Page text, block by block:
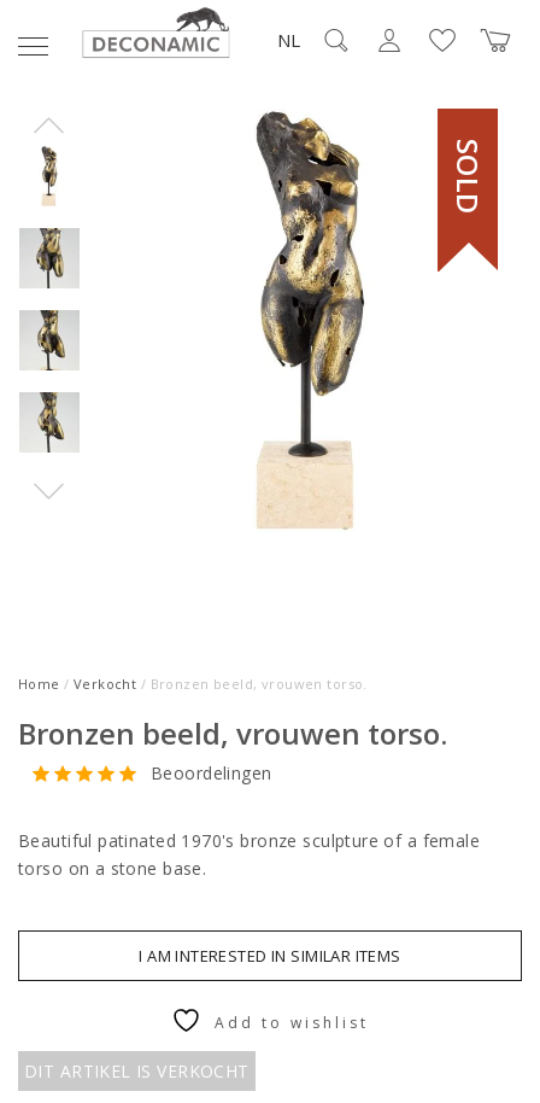
NL
SOLD
Home / Verkocht / Bronzen beeld, vrouwen torso.
Bronzen beeld, vrouwen torso.
Beoordelingen
Beautiful patinated 1970's bronze sculpture of a female
torso on a stone base.
I AM INTERESTED IN SIMILAR ITEMS
DIT ARTIKEL IS VERKOCHT
Add to wishlist